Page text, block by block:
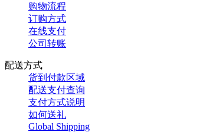
购物流程
订购方式
在线支付
公司转账
配送方式
货到付款区域
配送支付查询
支付方式说明
如何送礼
Global Shipping